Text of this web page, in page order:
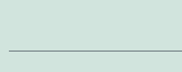
Economia.